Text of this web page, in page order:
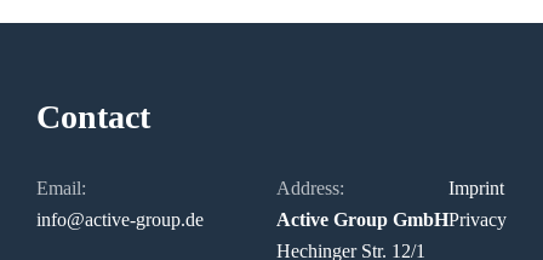
Contact
Email:
info@active-group.de
Address:
Active Group GmbH
Hechinger Str. 12/1
Imprint
Privacy